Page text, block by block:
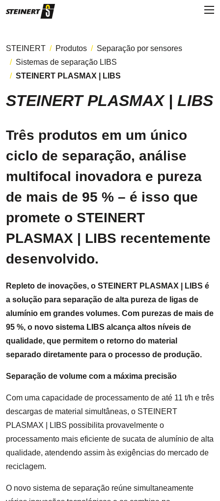
STEINERT Produtos
Separação por sensores
Sistemas de separação LIBS
STEINERT PLASMAX | LIBS
STEINERT PLASMAX | LIBS
Três produtos em um único
ciclo de separação, análise
multifocal inovadora e pureza
de mais de 95 % – é isso que
promete o STEINERT
PLASMAX | LIBS recentemente
desenvolvido.
Repleto de inovações, o STEINERT PLASMAX | LIBS é
a solução para separação de alta pureza de ligas de
alumínio em grandes volumes. Com purezas de mais de
95 %, o novo sistema LIBS alcança altos níveis de
qualidade, que permitem o retorno do material
separado diretamente para o processo de produção.
Separação de volume com a máxima precisão
Com uma capacidade de processamento de até 11 t/h e três
descargas de material simultâneas, o STEINERT
PLASMAX | LIBS possibilita provavelmente o
processamento mais eficiente de sucata de alumínio de alta
qualidade, atendendo assim às exigências do mercado de
reciclagem.
O novo sistema de separação reúne simultaneamente